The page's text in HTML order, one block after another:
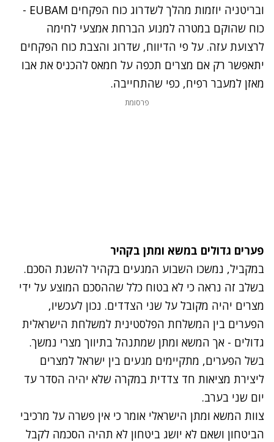
ובריטניה יוזמות מהלך לשדרוג כוח הפקחים EUBAM
-
כוח שהוקם במטרה למנוע הברחת אמצעי לחימה
לרצועת עזה. על פי הדיווח, שדרוג והצבת כוח הפקחים
יתאפשר רק אם מצרים תכפה על חמאס להכניס את אבו
מאזן למעבר רפיח, כפי שהתחייבה.
פרסומת
פערים גדולים במשא ומתן בקהיר
במקביל, נמשכו השבוע המגעים בקהיר להשגת הסכם.
בשלב זה נראה כי לא בטוח כלל שההסכם המוצע על ידי
מצרים יהיה מקובל על שני הצדדים. נכון לעכשיו,
הפערים בין המשלחת הפלסטינית למשלחת הישראלית
גדולים - אך המשא ומתן שמתנהל בתיווך מצרי נמשך.
בשל הפערים, מתקיימים מגעים בין ישראל למצרים
ליצירת מציאות חד צדדית במקרה שלא יהיה הסדר עד
יום שני בערב.
צוות המשא ומתן הישראלי אומר כי אין פשרה על מרכיבי
הביטחון ושאם לא יושג ביטחון לא תהיה הסכמה לקבל